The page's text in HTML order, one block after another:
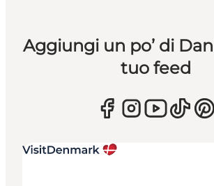
Aggiungi un po’ di
tuo feed